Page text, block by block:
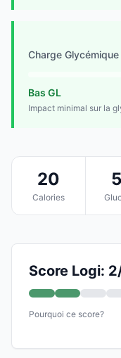
Charge Glycémique
Bas GL
Impact minimal sur la
20
Calories
Score Logi:
Pourquoi ce score?